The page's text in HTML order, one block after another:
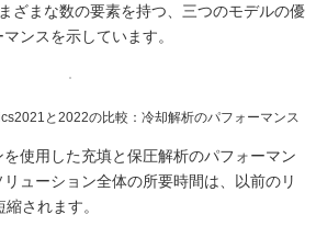
ざまな数の要素を持つ、三つのモデルの優
ンスを示しています。
と2022の比較：冷却解析のパフォーマンス
使用した充填と保圧解析のパフォーマン
ューション全体の所要時間は、以前のリ
されます。